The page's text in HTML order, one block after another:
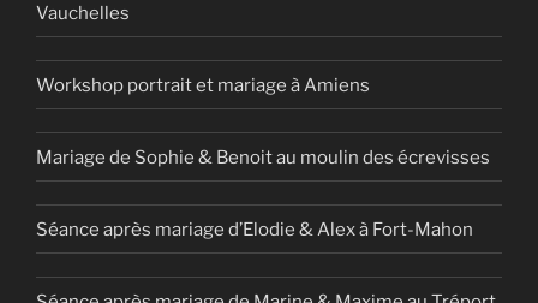
Vauchelles
Workshop portrait et mariage à Amiens
Mariage de Sophie & Benoit au moulin des écrevisses
Séance après mariage d’Elodie & Alex à Fort-Mahon